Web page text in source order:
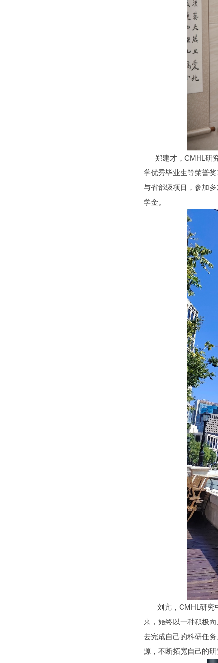
郑建才，CMHL研究
学优秀毕业生等荣誉
与省部级项目，参加
学金。
刘亢，CMHL研究中
来，始终以一种积极
去完成自己的科研任
源，不断拓宽自己的